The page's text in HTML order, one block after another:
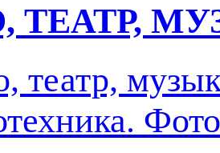
ТЕАТР,
театр,